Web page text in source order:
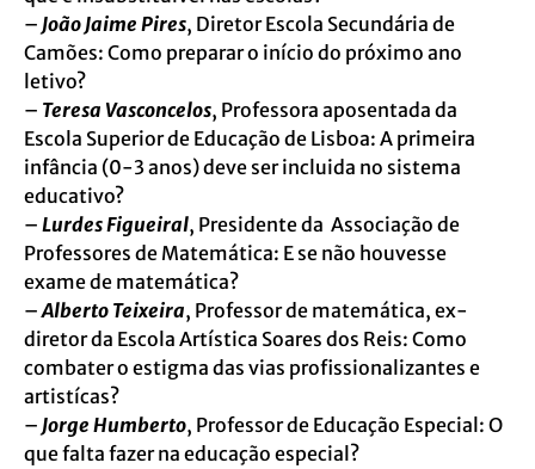
– João Jaime Pires, Diretor Escola Secundária de
Camões: Como preparar o início do próximo ano
letivo?
– Teresa Vasconcelos, Professora aposentada da
Escola Superior de Educação de Lisboa: A primeira
infância (0-3 anos) deve ser incluida no sistema
educativo?
– Lurdes Figueiral, Presidente da Associação de
Professores de Matemática: E se não houvesse
exame de matemática?
–Alberto Teixeira, Professor de matemática, ex-
diretor da Escola Artística Soares dos Reis: Como
combater o estigma das vias profissionalizantes e
artistícas?
– Jorge Humberto, Professor de Educação Especial: O
que falta fazer na educação especial?